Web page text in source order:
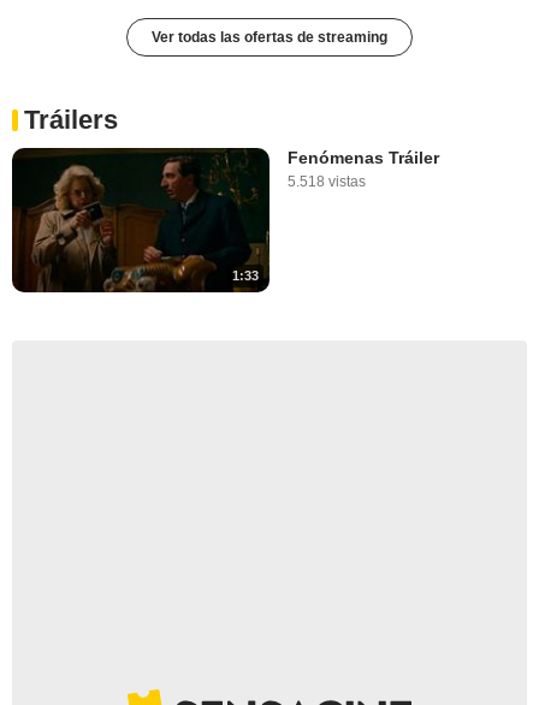
Ver todas las ofertas de streaming
Tráilers
1:33
Fenómenas Tráiler
5.518 vistas